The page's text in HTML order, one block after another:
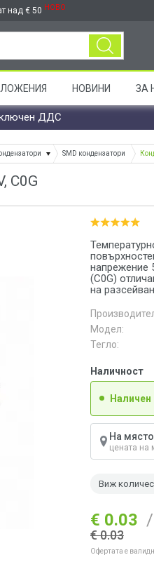
над € 50 НОВО
НОВИНИ ЗА
ДДС
SMD кондензатори
C0G
напрежение
(C0G)
на
Модел:
Тегло:
Наличност
На
цената на
Виж
€ 0.03 /
€ 0.03
Офертата е